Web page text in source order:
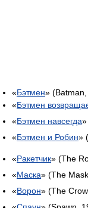
«Бэтмен»
«Бэтмен
«Бэтмен навсегда
«Бэтмен и Робин»
«Ракетчик» (The
«Маска» (The
«Ворон» (The